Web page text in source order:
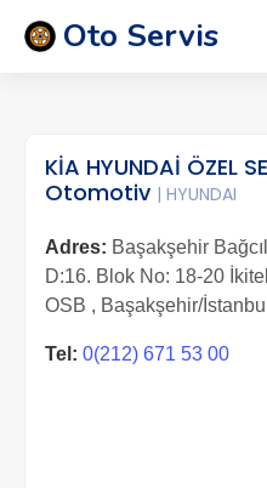
Oto Servis
KİA HYUNDAİ ÖZEL
Otomotiv | HYUNDAI
Adres: Başakşehir
D:16. Blok No: 18-20
OSB , Başakşehir/İstanbul
Tel: 0(212) 671 53 00